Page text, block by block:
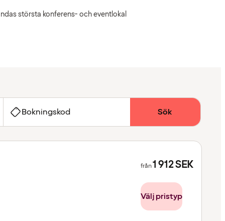
största konferens- och eventlokal
Bokningskod Sök
från1 912SEK
Välj pristyp